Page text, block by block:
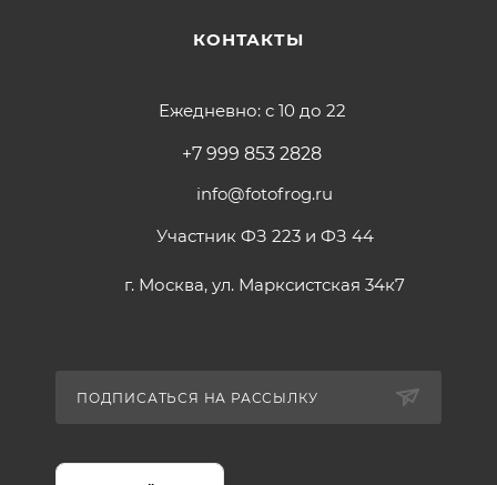
КОНТАКТЫ
Ежедневно: с 10 до 22
+7 999 853 2828
info@fotofrog.ru
Участник ФЗ 223 и ФЗ 44
г. Москва, ул. Марксистская 34к7
ПОДПИСАТЬСЯ НА РАССЫЛКУ